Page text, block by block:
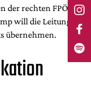
der rechten FPÖ
will die Leitung
übernehmen.